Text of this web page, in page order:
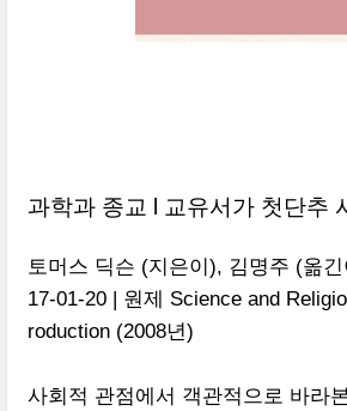
과학과 종교 l 교유서가 첫단추
토머스 딕슨 (지은이), 김명주 (옮
17-01-20 | 원제 Science and
roduction (2008년)
사회적 관점에서 객관적으로 바라